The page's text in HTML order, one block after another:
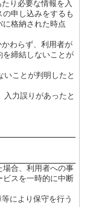
り必要な情報を入
申し込みをするも
格納された時点
かわらず、利用者が
を締結しないことが
いことが判明したと
入力誤りがあったと
場合、利用者への事
スを一時的に中断
により保守を行う